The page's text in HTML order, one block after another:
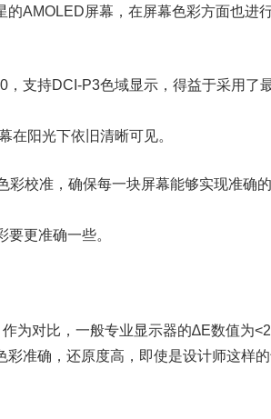
AMOLED屏幕，在屏幕色彩方面也进
支持DCI-P3色域显示，得益于采用了
在阳光下依旧清晰可见。
校准，确保每一块屏幕能够实现准确
更准确一些。
对比，一般专业显示器的∆E数值为
准确，还原度高，即使是设计师这样